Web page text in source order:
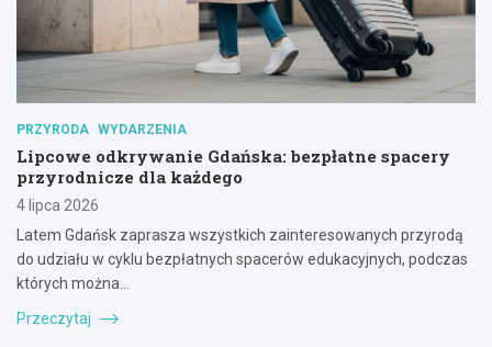
PRZYRODA WYDARZENIA
Lipcowe odkrywanie Gdańska: bezpłatne spacery
przyrodnicze dla każdego
4 lipca 2026
Latem Gdańsk zaprasza wszystkich zainteresowanych przyrodą
do udziału w cyklu bezpłatnych spacerów edukacyjnych, podczas
których można…
Przeczytaj